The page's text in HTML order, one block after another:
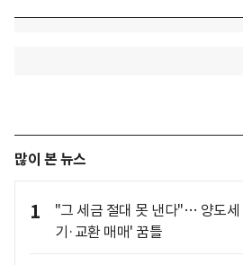
많이 본 뉴스
1
"그 세금 절대 못 낸다"… 양도세
기·교환 매매' 꿈틀